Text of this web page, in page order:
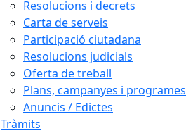
Resolucions i decrets
Carta de serveis
Participació ciutadana
Resolucions judicials
Oferta de treball
Plans, campanyes i programes
Anuncis / Edictes
Tràmits